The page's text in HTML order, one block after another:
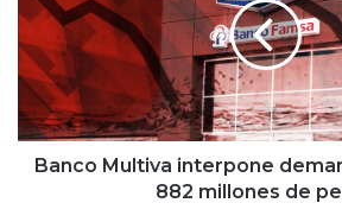
c
o
M
u
l
t
Banco Multiva interpone
882 millones de